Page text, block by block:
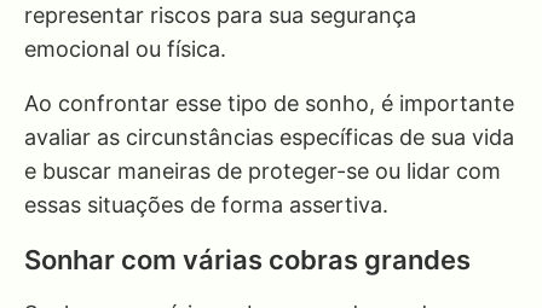
representar riscos para sua segurança
emocional ou física.
Ao confrontar esse tipo de sonho, é importante
avaliar as circunstâncias específicas de sua vida
e buscar maneiras de proteger-se ou lidar com
essas situações de forma assertiva.
Sonhar com várias cobras grandes